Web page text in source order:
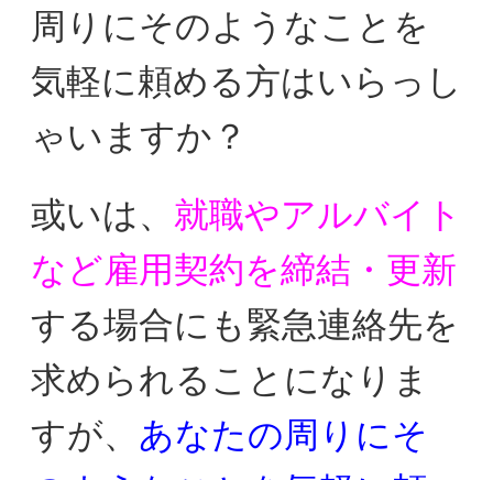
周りにそのようなことを
気軽に頼める方はいらっし
ゃいますか？
或いは、 就職やアルバイト
など雇用契約を締結・更新
する場合に も緊急連絡先を
求められることになりま
すが、 あなたの周りにそ